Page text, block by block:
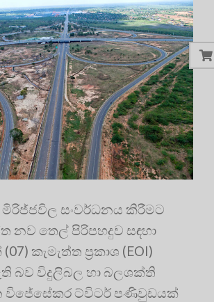
සංවර්ධනය කිරීමට
නව තෙල් පිරිපහදුව සඳහා
කැමැත්ත ප්‍රකාශ (EOI)
බව විදුලිබල හා බලශක්ති
විජේසේකර ට්විටර් පණිවුඩයක්